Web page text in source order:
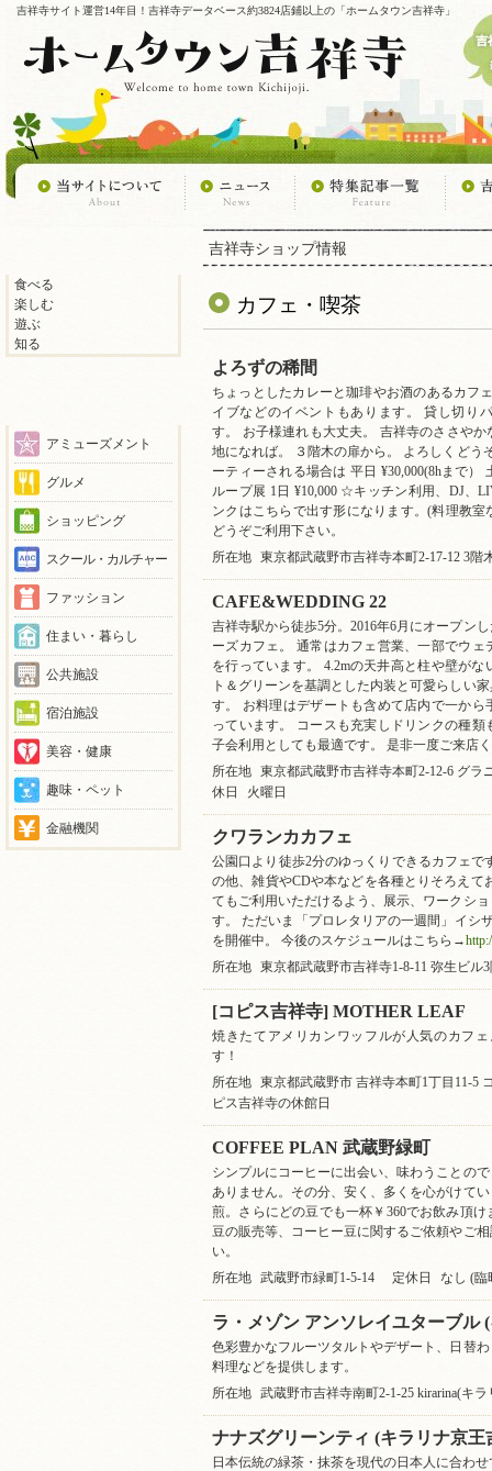
吉祥寺サイト運営14年目！吉祥寺データベース約3824店鋪以上の「ホームタウン吉祥寺」
食べる
楽しむ
遊ぶ
知る
アミューズメント
グルメ
ショッピング
スクール・カルチャー
ファッション
住まい・暮らし
公共施設
宿泊施設
美容・健康
趣味・ペット
金融機関
吉祥寺ショップ情報
カフェ・喫茶
よろずの稀間
ちょっとしたカレーと珈琲やお酒のあるカフ
イブなどのイベントもあります。 貸し切り
す。 お子様連れも大丈夫。 吉祥寺のささや
地になれば。 ３階木の扉から。 よろしく
ーティーされる場合は 平日 ¥30,000(8hまで）
ループ展 1日 ¥10,000 ☆キッチン利用、DJ、
ンクはこちらで出す形になります。(料理教
どうぞご利用下さい。
所在地
東京都武蔵野市吉祥寺本町2-17-12 3階
CAFE&WEDDING 22
吉祥寺駅から徒歩5分。2016年6月にオープン
ーズカフェ。 通常はカフェ営業、一部でウ
を行っています。 4.2mの天井高と柱や壁が
ト＆グリーンを基調とした内装と可愛らしい
す。 お料理はデザートも含めて店内で一か
っています。 コースも充実しドリンクの種
子会利用としても最適です。 是非一度ご来店
所在地
東京都武蔵野市吉祥寺本町2-12-6 グラ
休日
火曜日
クワランカカフェ
公園口より徒歩2分のゆっくりできるカフェで
の他、雑貨やCDや本などを各種とりそろえて
てもご利用いただけるよう、展示、ワークシ
す。 ただいま「プロレタリアの一週間」イシ
を開催中。 今後のスケジュールはこちら→
所在地
東京都武蔵野市吉祥寺1-8-11 弥生ビル
[コピス吉祥寺] MOTHER LEAF
焼きたてアメリカンワッフルが人気のカフ
す！
所在地
東京都武蔵野市 吉祥寺本町1丁目11-5
ピス吉祥寺の休館日
COFFEE PLAN 武蔵野緑町
シンプルにコーヒーに出会い、味わうことの
ありません。その分、安く、多くを心がけて
煎。さらにどの豆でも一杯￥360でお飲み頂
豆の販売等、コーヒー豆に関するご依頼やご
い。
所在地
武蔵野市緑町1-5-14 定休日 なし (臨
ラ・メゾン アンソレイユターブル
色彩豊かなフルーツタルトやデザート、日替
料理などを提供します。
所在地
武蔵野市吉祥寺南町2-1-25 kirarina(キ
ナナズグリーンティ (キラリナ京王
日本伝統の緑茶・抹茶を現代の日本人に合わ